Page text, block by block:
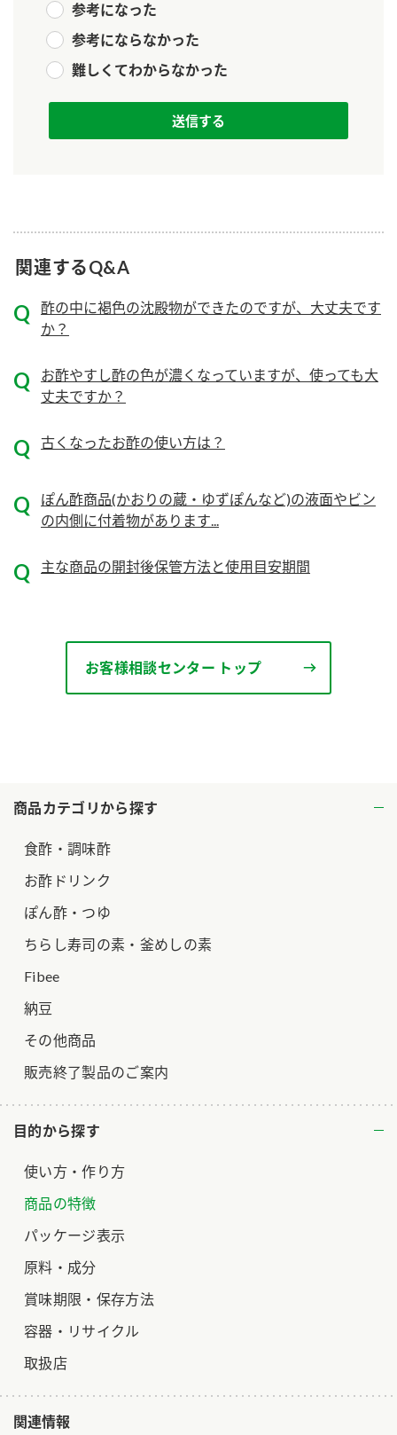
千夜
スペシャルサイト
ロングセラー商品 ＋ おすすめレシピ
人気商品 ＋ おすすめレシピ
販売終了製品のご案内
お問い合わせ
地図から取り扱い店舗を探す
業務用サイト ミツカングループについて 製造所固有記号一覧
商品カテゴリから探す
食酢・調味酢
お酢ドリンク
ぽん酢・つゆ
ちらし寿司の素・釜めしの素
Fibee
納豆
その他商品
販売終了製品のご案内
目的から探す
使い方・作り方
商品の特徴
パッケージ表示
原料・成分
賞味期限・保存方法
容器・リサイクル
取扱店
関連情報
参考になった
参考にならなかった
難しくてわからなかった
関連するQ&A
酢の中に褐色の沈殿物ができたのですが、大丈夫です
か？
お酢やすし酢の色が濃くなっていますが、使っても大
丈夫ですか？
古くなったお酢の使い方は？
ぽん酢商品(かおりの蔵・ゆずぽんなど)の液面やビン
の内側に付着物があります...
主な商品の開封後保管方法と使用目安期間
お客様相談センター トップ